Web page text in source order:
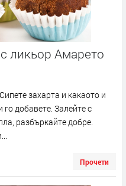
ликьор Амарето
захарта и какаото и
добавете. Залейте с
разбъркайте добре.
Прочети